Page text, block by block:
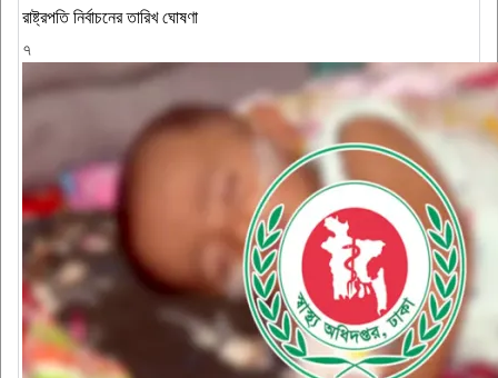
রাষ্ট্রপতি নির্বাচনের তারিখ ঘোষণা
৭